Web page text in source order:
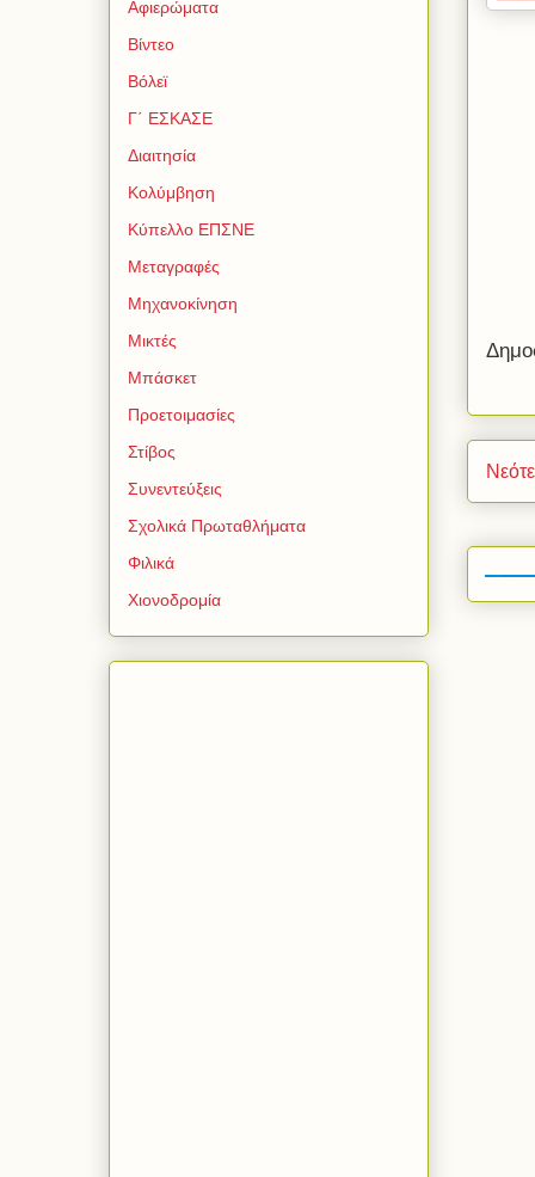
Αφιερώματα
Βίντεο
Βόλεϊ
Γ΄ ΕΣΚΑΣΕ
Διαιτησία
Κολύμβηση
Κύπελλο ΕΠΣΝΕ
Μεταγραφές
Μηχανοκίνηση
Μικτές
Μπάσκετ
Προετοιμασίες
Στίβος
Συνεντεύξεις
Σχολικά Πρωταθλήματα
Φιλικά
Χιονοδρομία